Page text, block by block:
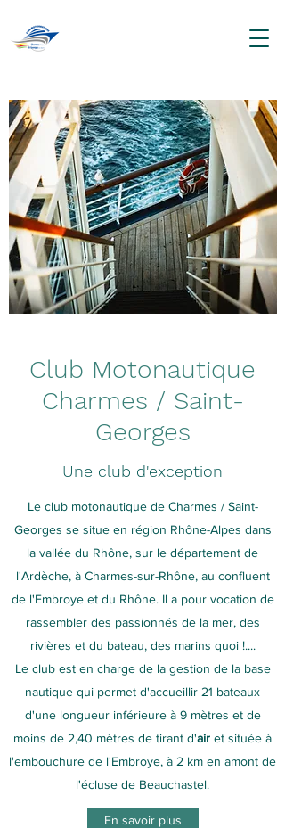
Club Motonautique
Charmes / Saint-
Georges
Une club d'exception
Le club motonautique de Charmes / Saint-
Georges se situe en région Rhône-Alpes dans
la vallée du Rhône, sur le département de
l'Ardèche, à Charmes-sur-Rhône, au confluent
de l'Embroye et du Rhône. Il a pour vocation de
rassembler des passionnés de la mer, des
rivières et du bateau, des marins quoi !....
Le club est en charge de la gestion de la base
nautique qui permet d'accueillir 21 bateaux
d'une longueur inférieure à 9 mètres et de
moins de 2,40 mètres de tirant d'air et située à
l'embouchure de l'Embroye, à 2 km en amont de
l'écluse de Beauchastel.
En savoir plus